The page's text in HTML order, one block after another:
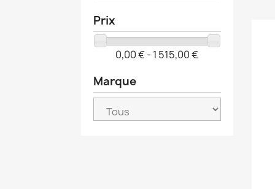
Prix
0,00 € - 1 515,00 €
Marque